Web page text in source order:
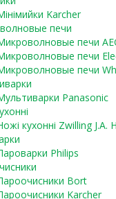
Karcher
печи
печи
печи
печи
Panasonic
кухонні Zwilling J.A.
Philips
Bort
Karcher